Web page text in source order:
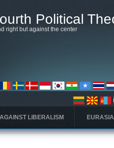
Political
right but against the center
AGAINST LIBERALISM